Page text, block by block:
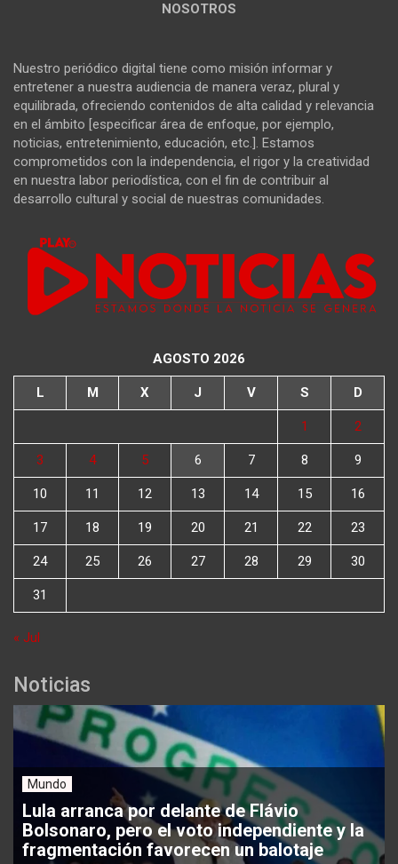
NOSOTROS
Nuestro periódico digital tiene como misión informar y
entretener a nuestra audiencia de manera veraz, plural y
equilibrada, ofreciendo contenidos de alta calidad y relevancia
en el ámbito [especificar área de enfoque, por ejemplo,
noticias, entretenimiento, educación, etc.]. Estamos
comprometidos con la independencia, el rigor y la creatividad
en nuestra labor periodística, con el fin de contribuir al
desarrollo cultural y social de nuestras comunidades.
AGOSTO 2026
L M X J V S D
1 2
3 4 5 6 7 8 9
10 11 12 13 14 15 16
17 18 19 20 21 22 23
24 25 26 27 28 29 30
31
« Jul
Noticias
Mundo
Lula arranca por delante de Flávio
Bolsonaro, pero el voto independiente y la
fragmentación favorecen un balotaje